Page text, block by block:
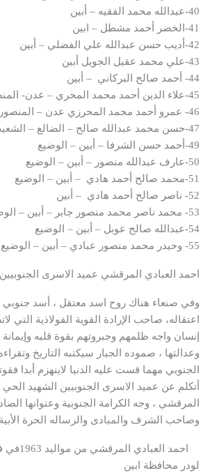
40-عبدالله محمد الفقيه – أبين
41-الخضر أحمد مشطل – ابين
42-أديب حسن عبدالله علي الفضلي – أبين
43-علي محمد عقيل الجويل أبين
44- أحمد صالح البركاني – أبين
45-علاء الدين أحمد محمد المحري – عدن- المنصورة
46- عمرو أحمد محمد المحرزي عدن – المنصورة
47-حسن محمد عبدالله صالح – الضالع – الشعيب
49-أحمد حسن الشرفا – أبين – الوضيع
50-عارف عبدالله منصور – أبين – الوضيع
51-محمد صالح أحمد هادي – أبين – الوضيع
52- ناصر صالح أحمد هادي – أبين
53- محمد ناصر محمد منصور جابر – أبين – الوضيع
54-عبدالله صالح عوبل – أبين – الوضيع
55- وحيدر محمد منصور عبادي – أبين – الوضيع
احمد العبادي المرقشي عميد الاسرى
وفي صنعاء هناك روح اسد معتقل ، أسد جنوبي
اعتقاله، صاحب الإرادة القوية الفولاذية التي
إنسان واجه ظلمهم وجبروتهم بقوة قلبه
وعدالتها ، صموده الجبار سيكتبه التاريخ
الجنوبي مهما قست عليه الدنيا لاينهزم أبدا
أتكلم عن عميد الاسرى الجنوبيين الشهيد
المرقشي ، وجه الكرامة الجنوبية وعنوانها
وصاحب الشرف والمبادى والرساله الحرة
احمد
لودر محافظة ابين